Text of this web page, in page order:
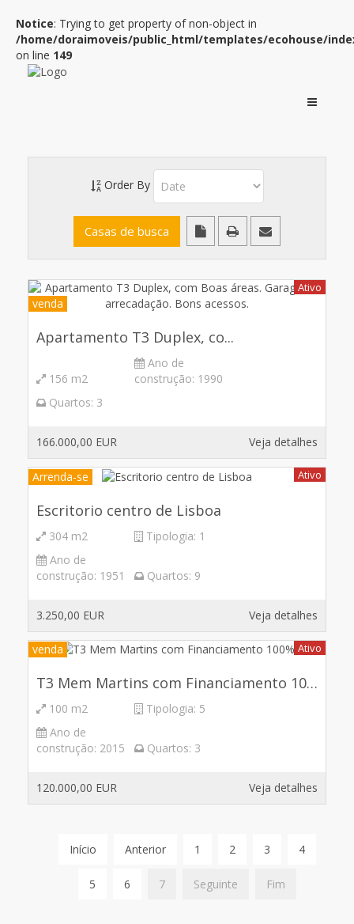
Notice: Trying to get property of non-object in
/home/doraimoveis/public_html/templates/ecohouse/
on line 149
Order By
Ativo
venda
Apartamento T3 Duplex, co...
156 m2
Ano de
construção: 1990
Quartos: 3
166.000,00 EUR Veja detalhes
Ativo
Arrenda-se
Escritorio centro de Lisboa
304 m2 Tipologia: 1
Ano de
construção: 1951 Quartos: 9
3.250,00 EUR Veja detalhes
Ativo
venda
T3 Mem Martins com Financiamento 100%
100 m2 Tipologia: 5
Ano de
construção: 2015 Quartos: 3
120.000,00 EUR Veja detalhes
Início Anterior 1 2 3 4
5 6 7 Seguinte Fim